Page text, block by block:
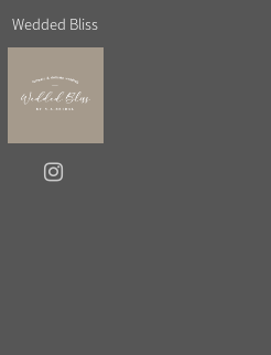
Wedded Bliss